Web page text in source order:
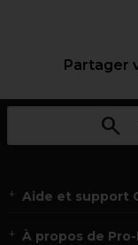
Partager
Aide et support
À propos de